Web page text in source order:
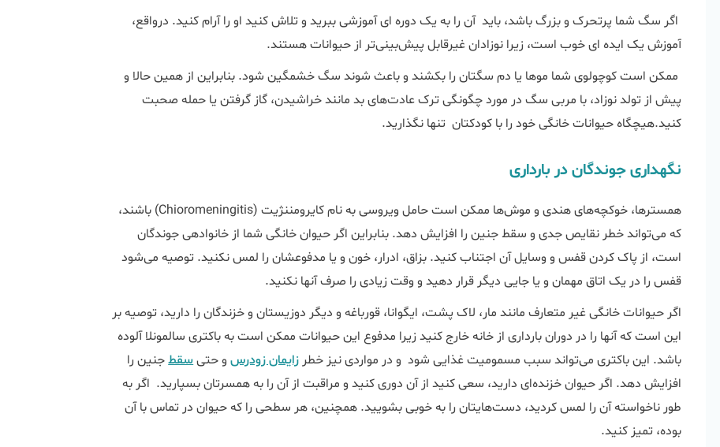
اگر سگ شما پرتحرک و بزرگ باشد، باید آن را به یک دوره­ ای آموزشی ببرید و تلاش کنید او را آرام کنید. درواقع،
آموزش یک ایده­ ای خوب است، زیرا نوزادان غیرقابل پیش‌بینی‌تر از حیوانات هستند.
ممکن است کوچولوی شما موها یا دم سگتان را بکشند و باعث شوند سگ خشمگین شود. بنابراین از همین حالا و
پیش از تولد نوزاد، با مربی سگ در مورد چگونگی ترک عادت‌‌های بد مانند خراشیدن، گاز گرفتن یا حمله صحبت
کنید.هیچگاه حیوانات خانگی خود را با کودکتان تنها نگذارید.
نگهداری جوندگان در بارداری
همسترها، خوکچه‌های هندی و موش‌ها ممکن است حامل ویروسی به نام کایرومننژیت (Chioromeningitis) باشند،
که می‌تواند خطر نقایص جدی و سقط جنین را افزایش دهد. بنابراین اگر حیوان خانگی شما از خانواده­ی جوندگان
است، از پاک کردن قفس و وسایل آن اجتناب کنید. بزاق، ادرار، خون و یا مدفوعشان را لمس نکنید. توصیه می‌شود
قفس‌ را در یک اتاق مهمان و یا جایی دیگر قرار دهید و وقت زیادی را صرف آن­ها نکنید.
اگر حیوانات خانگی غیر متعارف مانند مار، لاک پشت، ایگوانا، قورباغه و دیگر دوزیستان و خزندگان را دارید، توصیه بر
این است که آن­ها را در دوران بارداری از خانه خارج کنید زیرا مدفوع این حیوانات ممکن است به باکتری سالمونلا آلوده
باشد. این باکتری می‌تواند سبب مسمومیت غذایی شود و در مواردی نیز خطر زایمان زودرسو حتیسقطجنین را
افزایش دهد. اگر حیوان خزنده‌ای دارید، سعی کنید از آن دوری کنید و مراقبت از آن را به همسرتان بسپارید. اگر به
طور ناخواسته آن را لمس کردید، دست‌هایتان را به خوبی بشویید. همچنین، هر سطحی را که حیوان در تماس با آن
بوده، تمیز کنید.